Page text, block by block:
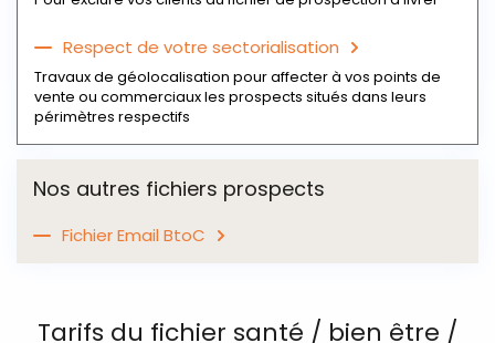
Respect de votre sectorialisation
Travaux de géolocalisation pour affecter à vos points de
vente ou commerciaux les prospects situés dans leurs
périmètres respectifs
Nos autres fichiers prospects
Fichier Email BtoC
Tarifs du fichier santé / bien être /